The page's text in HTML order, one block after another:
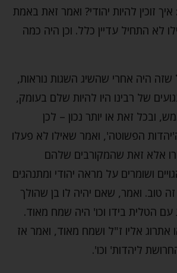
זוכין להיות יהודי? ואמר זאת באמת
לא התחיל עדיין כלל. וכן היה כמה
היה אחרי שהשיג השגות נוראות,
של רבינו היו להיות שלם בעומק,
ובכל זאת או יותר נכון – לכן
הפשוטה', ואמר שאילו לא פעלו
אלא זאת שהמקורבים שלהם
ושומרים על מראה יהודי ומתנהגים
זה טוב. ואמר, שאם יהיה לו בן שהולך
עם הטלית בידו וכו' היה שמח מאוד.
אתרוג אליו ז"ל ושמח מאוד, ואמר אז
ליהדות' וכו'.